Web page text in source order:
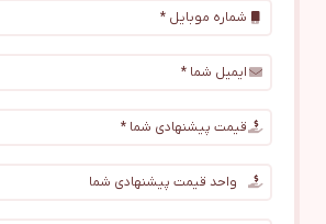
شماره موبایل *
ایمیل شما *
قیمت پیشنهادی شما *